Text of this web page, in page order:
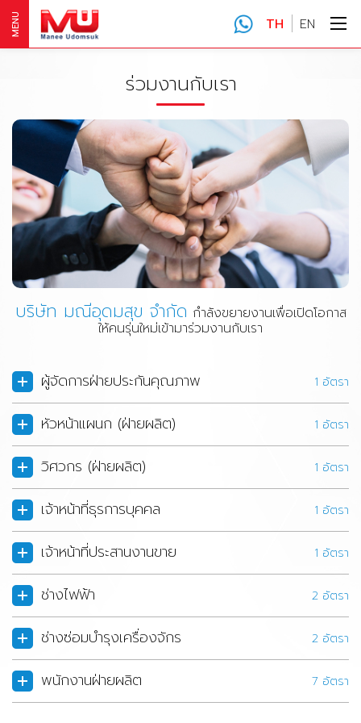
MENU TH EN
ร่วมงานกับเรา
บริษัท มณีอุดมสุข จำกัด กำลังขยายงานเพื่อเปิดโอกาส
ให้คนรุ่นใหม่เข้ามาร่วมงานกับเรา
ผู้จัดการฝ่ายประกันคุณภาพ 1 อัตรา
หัวหน้าแผนก (ฝ่ายผลิต) 1 อัตรา
วิศวกร (ฝ่ายผลิต) 1 อัตรา
เจ้าหน้าที่ธุรการบุคคล 1 อัตรา
เจ้าหน้าที่ประสานงานขาย 1 อัตรา
ช่างไฟฟ้า 2 อัตรา
ช่างซ่อมบำรุงเครื่องจักร 2 อัตรา
พนักงานฝ่ายผลิต 7 อัตรา